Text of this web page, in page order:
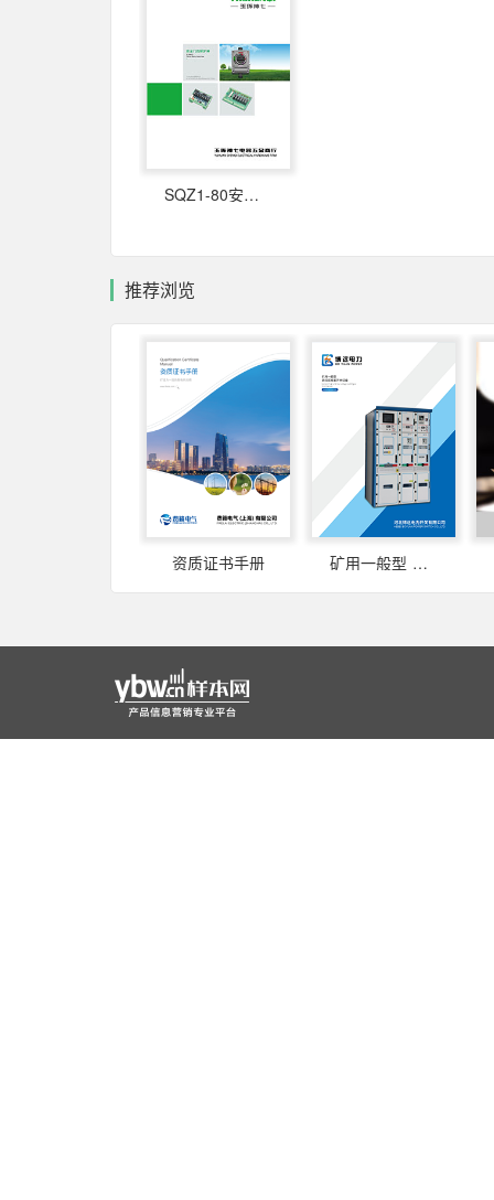
SQZ1-80安全开关门锁操作装置 使用说明书
推荐浏览
资质证书手册 矿用一般型 高低压成套开关设备